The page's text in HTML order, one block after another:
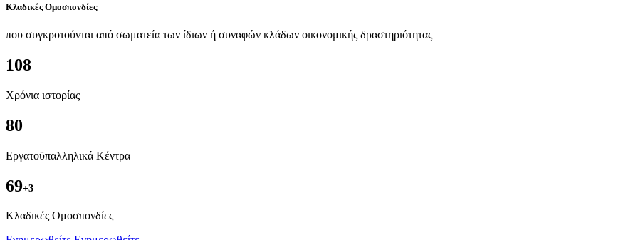
Κλαδικές Ομοσπονδίες
που συγκροτούνται από σωματεία των ίδιων ή συναφών κλάδων οικονομικής δραστηριότητας
108
Χρόνια ιστορίας
80
Εργατοϋπαλληλικά Κέντρα
69+3
Kλαδικές Ομοσπονδίες